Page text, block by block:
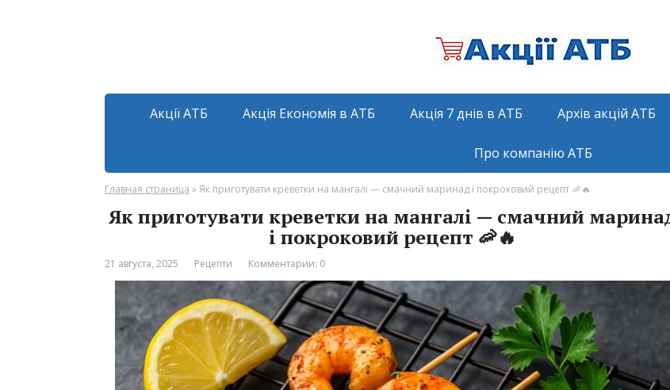
Акції АТБ Акція Економія в АТБ Акція 7 днів в АТБ Архів акцій АТБ
Про компанію АТБ
Главная страница »Як приготувати креветки на мангалі — смачний маринад і покроковий рецепт 🦐🔥
Як приготувати креветки на мангалі — смачний
і покроковий рецепт 🦐🔥
21 августа, 2025 Рецепти Комментарии: 0